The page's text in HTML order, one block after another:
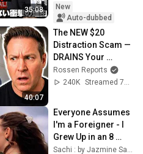
35:08
Vacancies Won't Fill
...
New
Auto-dubbed
40:07
The NEW $20
Distraction Scam —
DRAINS Your
Account in ONE
SECOND
Rossen Reports
240K
Streamed 7d ago
Everyone Assumes
I'm a Foreigner - I
Grew Up in an 8
House Village in
Sachi : by Jazmine Sachiko Ross